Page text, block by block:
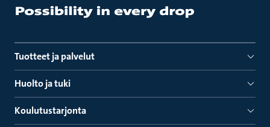
Tuotteet ja palvelut
Huolto ja tuki
Koulutustarjonta